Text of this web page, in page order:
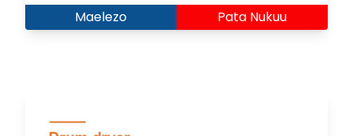
Maelezo Pata Nukuu